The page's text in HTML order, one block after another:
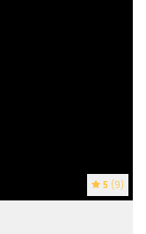
5 (9)